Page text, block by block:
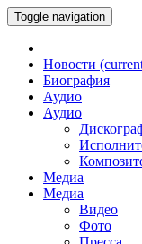
Toggle navigation
Новости
Биография
Аудио
Аудио
Медиа
Медиа
Видео
Фото